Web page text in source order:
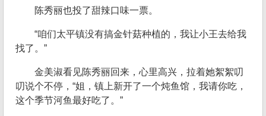
陈秀丽也投了甜辣口味一票。
“咱们太平镇没有搞金针菇种植的，我让小王去给我
找了。”
金美淑看见陈秀丽回来，心里高兴，拉着她絮絮叨
叨说个不停，“姐，镇上新开了一个炖鱼馆，我请你吃，
这个季节河鱼最好吃了。”